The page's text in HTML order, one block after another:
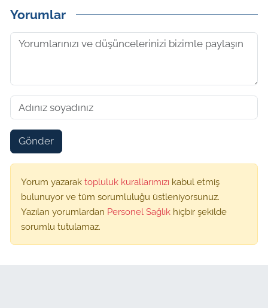
Yorumlar
Gönder
Yorum yazarak topluluk kurallarımızı kabul etmiş
bulunuyor ve tüm sorumluluğu üstleniyorsunuz.
Yazılan yorumlardan Personel Sağlık hiçbir şekilde
sorumlu tutulamaz.